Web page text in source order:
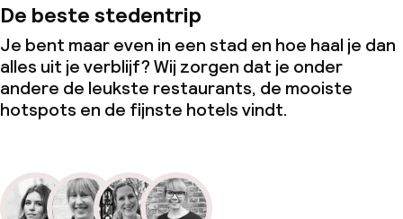
Beleid
Borg bij aankomst
Kleine huisdieren toegestaan (minder
dan de 5 kg)
De beste stedentrip
Je bent maar even in een stad en hoe haal je dan
alles uit je verblijf? Wij zorgen dat je onder
andere de leukste restaurants, de mooiste
hotspots en de fijnste hotels vindt.